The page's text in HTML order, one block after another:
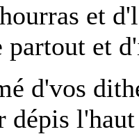
et
partout et
d'vos